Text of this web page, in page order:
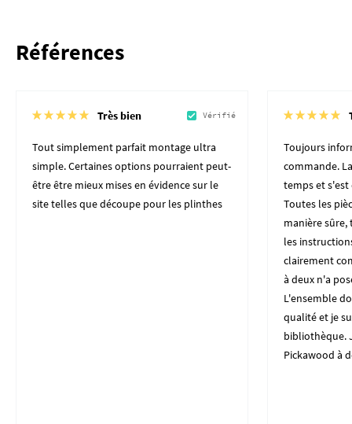
Références
Très bien Vérifié
Tout simplement parfait montage ultra
simple. Certaines options pourraient peut-
être être mieux mises en évidence sur le
site telles que découpe pour les plinthes
Toujours
commande.
temps et
Toutes les
manière
les
clairement
à deux n'a
L'ensemble
qualité et je
bibliothèque.
Pickawood à